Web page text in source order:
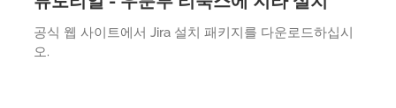
공식 웹 사이트에서 Jira 설치 패키지를 다운로드하십시
오.